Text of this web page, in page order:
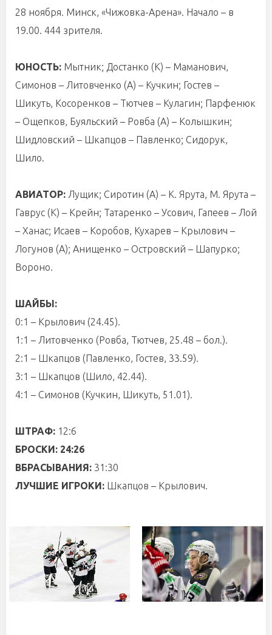
28 ноября. Минск, «Чижовка-Арена». Начало – в
19.00. 444 зрителя.
ЮНОСТЬ: Мытник; Достанко (К) – Маманович,
Симонов – Литовченко (А) – Кучкин; Гостев –
Шикуть, Косоренков – Тютчев – Кулагин; Парфенюк
– Ощепков, Буяльский – Ровба (А) – Колышкин;
Шидловский – Шкапцов – Павленко; Сидорук,
Шило.
АВИАТОР: Лущик; Сиротин (А) – К. Ярута, М. Ярута –
Гаврус (К) – Крейн; Татаренко – Усович, Гапеев – Лой
– Ханас; Исаев – Коробов, Кухарев – Крылович –
Логунов (А); Анищенко – Островский – Шапурко;
Вороно.
ШАЙБЫ:
0:1 – Крылович (24.45).
1:1 – Литовченко (Ровба, Тютчев, 25.48 – бол.).
2:1 – Шкапцов (Павленко, Гостев, 33.59).
3:1 – Шкапцов (Шило, 42.44).
4:1 – Симонов (Кучкин, Шикуть, 51.01).
ШТРАФ: 12:6
БРОСКИ: 24:26
ВБРАСЫВАНИЯ: 31:30
ЛУЧШИЕ ИГРОКИ: Шкапцов – Крылович.